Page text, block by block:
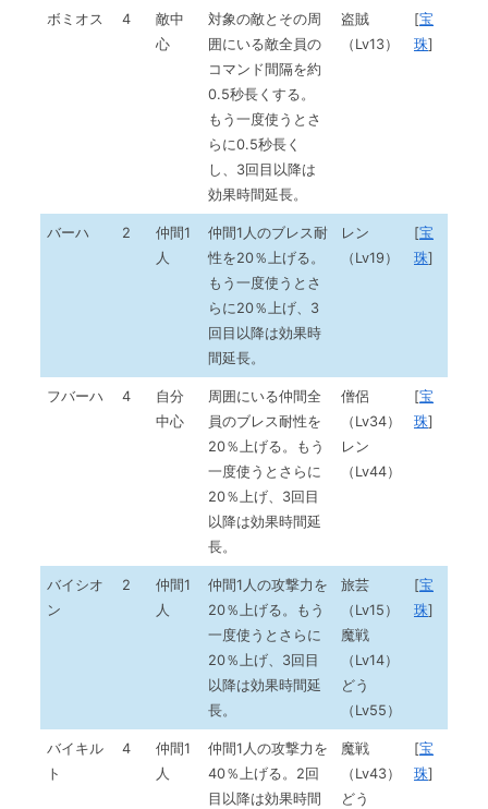
ボミオス 4
敵中
心
対象の敵とその周
囲にいる敵全員の
コマンド間隔を約
0.5秒長くする。
もう一度使うとさ
らに0.5秒長く
し、3回目以降は
効果時間延長。
盗賊
（Lv13）
[宝
珠]
バーハ 2
仲間1
人
仲間1人のブレス耐
性を20％上げる。
もう一度使うとさ
らに20％上げ、3
回目以降は効果時
間延長。
レン
（Lv19）
[宝
珠]
フバーハ 4
自分
中心
周囲にいる仲間全
員のブレス耐性を
20％上げる。もう
一度使うとさらに
20％上げ、3回目
以降は効果時間延
長。
僧侶
（Lv34）
レン
（Lv44）
[宝
珠]
バイシオ
ン
2
仲間1
人
仲間1人の攻撃力を
20％上げる。もう
一度使うとさらに
20％上げ、3回目
以降は効果時間延
長。
旅芸
（Lv15）
魔戦
（Lv14）
どう
（Lv55）
[宝
珠]
バイキル
ト
4
仲間1
人
仲間1人の攻撃力を
40％上げる。2回
目以降は効果時間
魔戦
（Lv43）
どう
[宝
珠]